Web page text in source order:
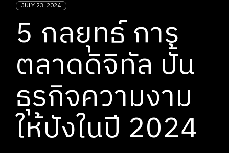
JULY 23, 2024
5 กลยุทธ์ การ
ตลาดดิจิทัล ปั้น
ธุรกิจความงาม
ให้ปังในปี 2024